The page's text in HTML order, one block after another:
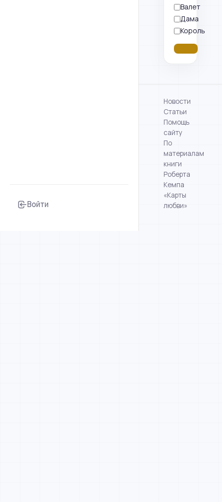
Войти
Валет
Дама
Король
Новости
Статьи
Помощь
сайту
По
материалам
книги
Роберта
Кемпа
«Карты
любви»